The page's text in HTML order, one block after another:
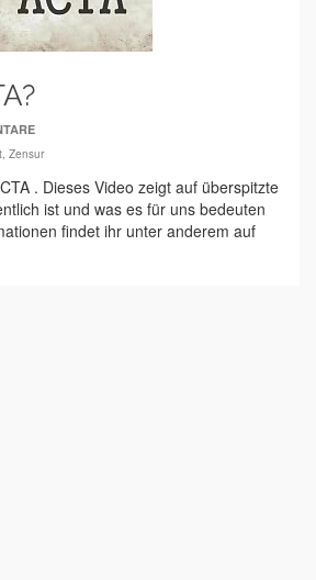
, Zensur
. Dieses Video zeigt auf überspitzte
ist und was es für uns bedeuten
findet ihr unter anderem auf